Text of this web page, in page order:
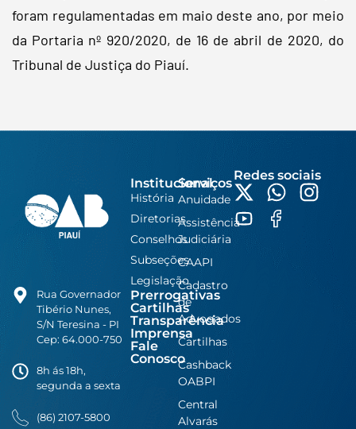
foram regulamentadas em maio deste ano, por meio
da Portaria nº 920/2020, de 16 de abril de 2020, do
Tribunal de Justiça do Piauí.
Rua Governador
Tibério Nunes,
S/N Teresina - PI
Cep: 64.000-750
8h ás 18h,
segunda a sexta
(86) 2107-5800
Institucional
História
Diretorias
Conselhos
Subseções
Legislação
Prerrogativas
Cartilhas
Transparência
Imprensa
Fale
Conosco
Serviços
Anuidade
Assistência
Judiciária
CAAPI
Cadastro
de
Advogados
Cartilhas
Cashback
OABPI
Central
Alvarás
Redes sociais